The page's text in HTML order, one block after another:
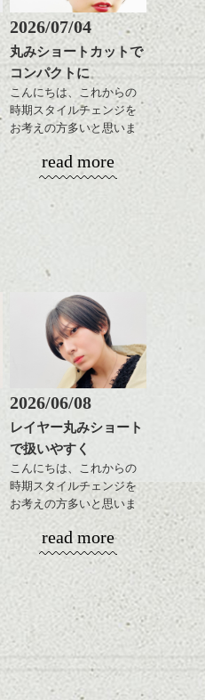
2026/07/04
丸みショートカットで
コンパクトに
こんにちは、これからの
時期スタイルチェンジを
お考えの方多いと思いま
す。
コンパクトなフォルムが
グも簡単で良いので朝の
そんなショートカット。
軽めの前髪で透け感を演
出できるので、
この時期とてもおすすめ
ですよ。
ナチュラルなベージュカ
ラーで全体にツヤと透明
感をプラスして
質感も綺麗に見せやす
く。
read more
2026/06/08
レイヤー丸みショート
で扱いやすく
こんにちは、これからの
時期スタイルチェンジを
お考えの方多いと思いま
コンパクトなフォルムが
全体のバランスを良く見
せてくれる効果もあり、
いろんなシーンに雰囲気
をだしやすくスタイリン
グも簡単で良いので朝の
そんなショートカット。
read more